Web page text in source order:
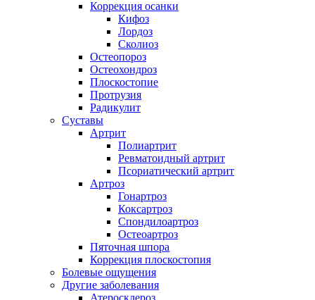
Коррекция осанки
Кифоз
Лордоз
Сколиоз
Остеопороз
Остеохондроз
Плоскостопие
Протрузия
Радикулит
Суставы
Артрит
Полиартрит
Ревматоидный артрит
Псориатический артрит
Артроз
Гонартроз
Коксартроз
Спондилоартроз
Остеоартроз
Пяточная шпора
Коррекция плоскостопия
Болевые ощущения
Другие заболевания
Атеросклероз